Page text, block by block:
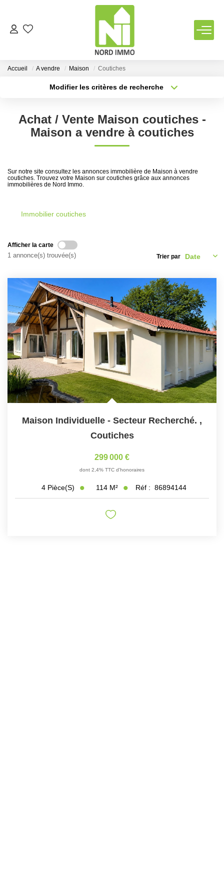
VENTES
NOTRE AGENCE
Avis Clients
CONTACT
Accueil A vendre Maison Coutiches
Modifier les critères de recherche
Sélectionnez...
Type de bien
Surface min
Créer une alerte
Achat / Vente Maison coutiches -
Maison a vendre à coutiches
Sur notre site consultez les annonces immobilière de Maison à vendre
coutiches. Trouvez votre Maison sur coutiches grâce aux annonces
immobilières de Nord Immo.
Immobilier coutiches
Afficher la carte
1 annonce(s) trouvée(s) Trier par
Maison Individuelle - Secteur Recherché. ,
Coutiches
299 000 €
dont 2,4% TTC d'honoraires
4 Pièce(s) 114 M² Réf : 86894144